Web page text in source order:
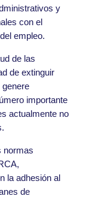
y
con el
empleo.
de las
de extinguir
importante
actualmente no
normas
la adhesión al
de